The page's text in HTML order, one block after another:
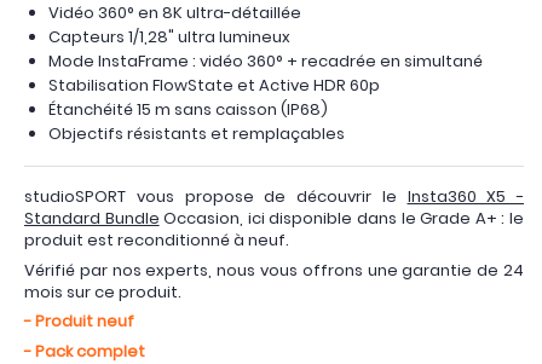
Vidéo 360° en 8K ultra-détaillée
Capteurs 1/1,28" ultra lumineux
Mode InstaFrame : vidéo 360° + recadrée en simultané
Stabilisation FlowState et Active HDR 60p
Étanchéité 15 m sans caisson (IP68)
Objectifs résistants et remplaçables
studioSPORT vous propose de découvrir le Insta360 X5 -
Standard Bundle Occasion, ici disponible dans le Grade A+ : le
produit est reconditionné à neuf.
Vérifié par nos experts, nous vous offrons une garantie de 24
mois sur ce produit.
- Produit neuf
- Pack complet